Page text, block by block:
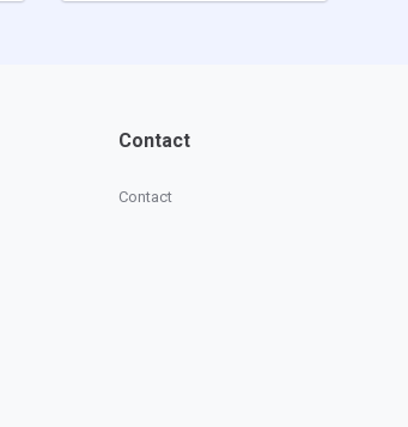
Contact
Contact